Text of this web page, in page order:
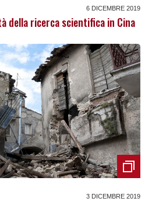
6 DICEMBRE 2019
della ricerca scientifica in Cina
3 DICEMBRE 2019